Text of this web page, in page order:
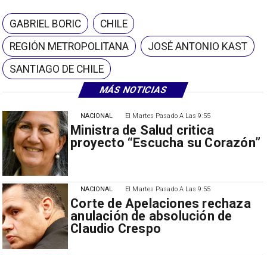
MÁS NOTICIAS
El Martes Pasado A Las 9:55
Ministra de Salud critica
proyecto “Escucha su Corazón”
NACIONAL
El Martes Pasado A Las 9:55
Corte de Apelaciones rechaza
anulación de absolución de
Claudio Crespo
NACIONAL
GABRIEL BORIC
CHILE
REGIÓN METROPOLITANA
JOSÉ ANTONIO KAST
SANTIAGO DE CHILE